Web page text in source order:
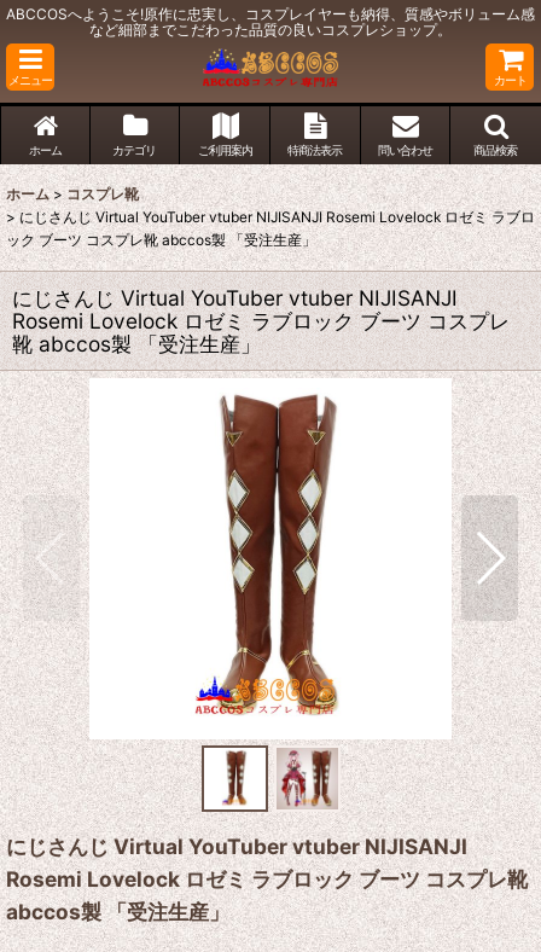
ABCCOSへようこそ!原作に忠実し、コスプレイヤーも納得、質感やボリューム感
など細部までこだわった品質の良いコスプレショップ。
メニュー カート
ホーム カテゴリ ご利用案内 特商法表示 問い合わせ 商品検索
ホーム > コスプレ靴
> にじさんじ Virtual YouTuber vtuber NIJISANJI Rosemi Lovelock ロゼミ ラブロ
ック ブーツ コスプレ靴 abccos製 「受注生産」
にじさんじ Virtual YouTuber vtuber NIJISANJI
Rosemi Lovelock ロゼミ ラブロック ブーツ コスプレ
靴 abccos製 「受注生産」
にじさんじ Virtual YouTuber vtuber NIJISANJI
Rosemi Lovelock ロゼミ ラブロック ブーツ コスプレ靴
abccos製 「受注生産」